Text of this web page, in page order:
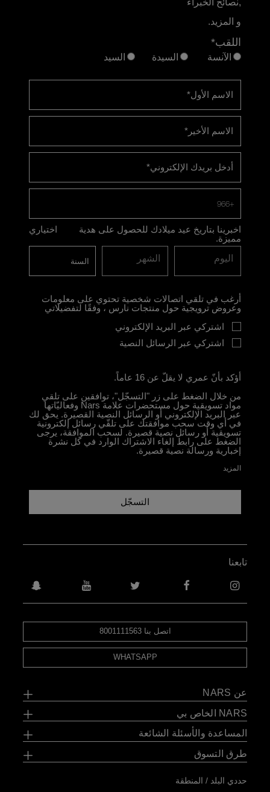
و المزيد.
اللقب*
الآنسة السيدة السيد
الاسم الأول*
الاسم الأخير *
أدخل بريدك الإلكتروني*
+966
اخبرينا بتاريخ عيد ميلادك للحصول على هدية
مميزة.
اختياري
اليوم الشهر
أرغب في تلقي اتصالات شخصية تحتوي على معلومات
وعروض ترويجية حول منتجات نارس ، وفقًا لتفضيلاتي
اشتركي عبر البريد الإلكتروني
اشتركي عبر الرسائل النصية
أؤكد بأنّ عمري لا يقلّ عن 16 عاماً.
من خلال الضغط على زر "التسجّل"، توافقين على تلقي
مواد تسويقية حول مستحضرات علامة Nars وفعاليّاتها
عبر البريد الإلكتروني أو الرسائل النصية القصيرة. يحق لك
في أي وقت سحب موافقتك على تلقّي رسائل إلكترونية
تسويقية أو رسائل نصية قصيرة. لسحب الموافقة، يرجى
الضغط على رابط إلغاء الاشتراك الوارد في كل نشرة
إخبارية ورسالة نصية قصيرة.
المزيد
التسجّل
اتصل بنا 8001111563
WHATSAPP
عن NARS
NARS الخاص بي
المساعدة والأسئلة الشائعة
طرق التسوق
تابعنا
حددي البلد / المنطقة